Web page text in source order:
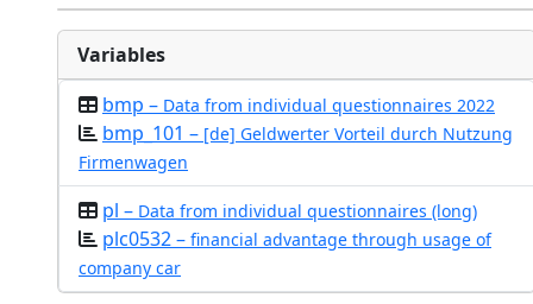
Variables
bmp – Data from individual questionnaires 2022
bmp_101 – [de] Geldwerter Vorteil durch Nutzung
Firmenwagen
pl – Data from individual questionnaires (long)
plc0532 – financial advantage through usage of
company car